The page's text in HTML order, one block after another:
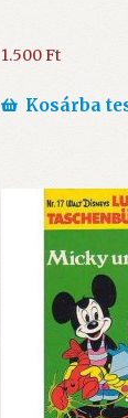
1.500Ft
Kosárba